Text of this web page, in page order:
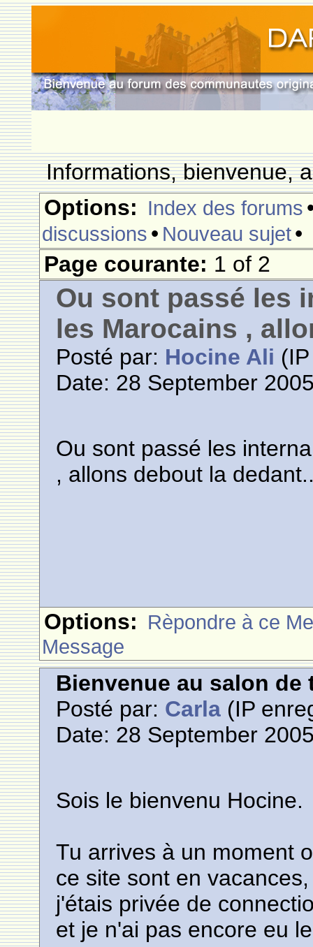
Informations, bienvenue,
Options: Index des forums
discussions • Nouveau sujet•
Page courante: 1 of 2
Ou sont passé les
les Marocains ,
Posté par: Hocine Ali
Date: 28 September
Ou sont passé les
, allons debout la
Options: Rèpondre à ce
Message
Bienvenue au salon de
Posté par: Carla (IP
Date: 28 September
Sois le bienvenu Hocine.
Tu arrives à un moment
ce site sont en
j'étais privée de
et je n'ai pas encore eu